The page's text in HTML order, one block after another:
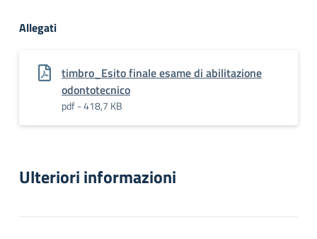
Allegati
timbro_Esito finale esame di abilitazione
odontotecnico
pdf - 418,7 KB
Ulteriori informazioni